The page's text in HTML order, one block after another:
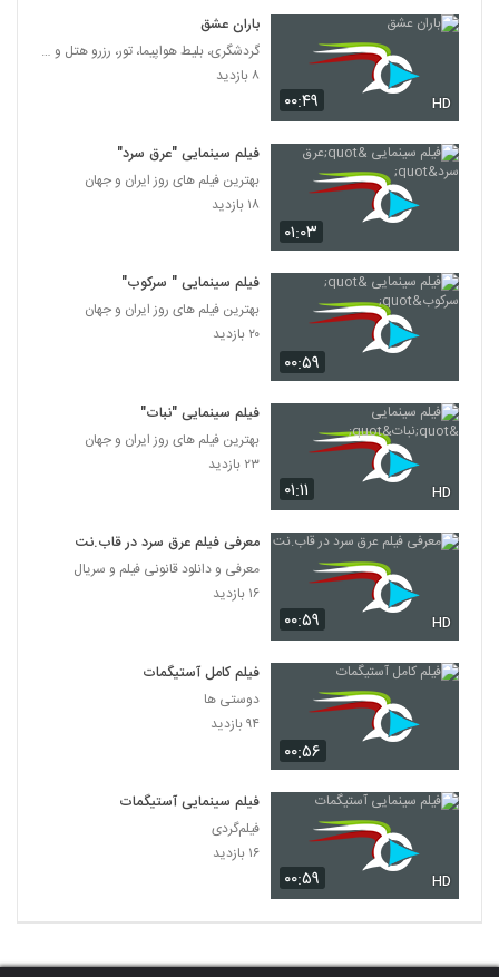
۰۰:۴۹ HD
باران عشق
گردشگری، بلیط هواپیما، تور، رزرو هتل و بلیط اتوبوس
۸ بازدید
۰۱:۰۳
فیلم سینمایی "عرق سرد"
بهترین فیلم های روز ایران و جهان
۱۸ بازدید
۰۰:۵۹
فیلم سینمایی " سرکوب"
بهترین فیلم های روز ایران و جهان
۲۰ بازدید
۰۱:۱۱ HD
فیلم سینمایی "نبات"
بهترین فیلم های روز ایران و جهان
۲۳ بازدید
۰۰:۵۹ HD
معرفی فیلم عرق سرد در قاب.نت
معرفی و دانلود قانونی فیلم و سریال
۱۶ بازدید
۰۰:۵۶
فیلم کامل آستیگمات
دوستی ها
۹۴ بازدید
۰۰:۵۹ HD
فیلم سینمایی آستیگمات
فیلم‌گردی
۱۶ بازدید